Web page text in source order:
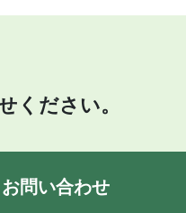
ください。
お問い合わせ